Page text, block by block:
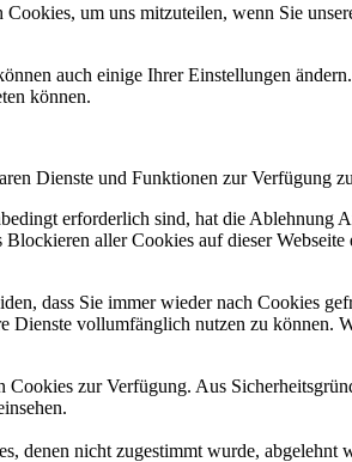
um uns mitzuteilen, wenn Sie
auch einige Ihrer Einstellungen
können.
Dienste und Funktionen zur Verfügung
erforderlich sind, hat die Ablehnung
aller Cookies auf dieser
dass Sie immer wieder nach Cookies
Dienste vollumfänglich nutzen zu können.
zur Verfügung. Aus
denen nicht zugestimmt wurde,